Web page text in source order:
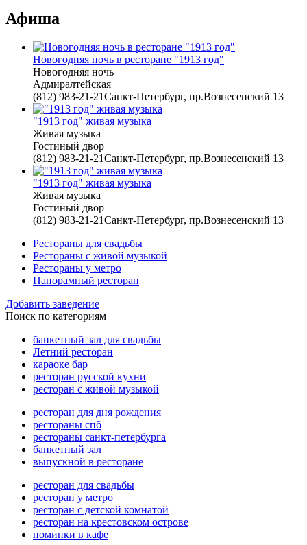
Афиша
Новогодняя ночь в ресторане "1913 год"
Новогодняя ночь
Адмиралтейская
(812) 983-21-21Санкт-Петербург, пр.Вознесенский 13
"1913 год" живая музыка
Живая музыка
Гостиный двор
(812) 983-21-21Санкт-Петербург, пр.Вознесенский 13
"1913 год" живая музыка
Живая музыка
Гостиный двор
(812) 983-21-21Санкт-Петербург, пр.Вознесенский 13
Рестораны для свадьбы
Рестораны с живой музыкой
Рестораны у метро
Панорамный ресторан
Добавить заведение
Поиск по категориям
банкетный зал для свадьбы
Летний ресторан
караоке бар
ресторан русской кухни
ресторан с живой музыкой
ресторан для дня рождения
рестораны спб
рестораны санкт-петербурга
банкетный зал
выпускной в ресторане
ресторан для свадьбы
ресторан у метро
ресторан с детской комнатой
ресторан на крестовском острове
поминки в кафе